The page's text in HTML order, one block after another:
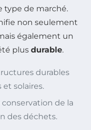
type de marché.
non seulement
également un
plus durable.
durables
solaires.
de la
des déchets.